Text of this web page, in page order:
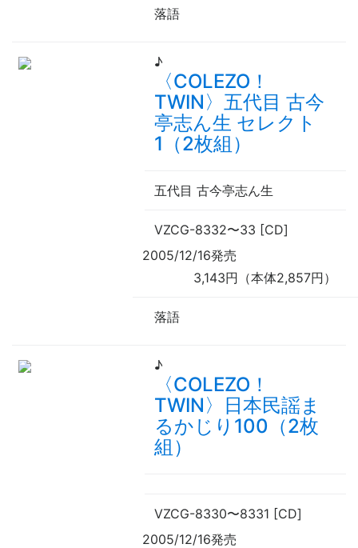
落語
♪
〈COLEZO！
TWIN〉五代目 古今
亭志ん生 セレクト
1（2枚組）
五代目 古今亭志ん生
VZCG-8332〜33 [CD]
2005/12/16発売
3,143円（本体2,857円）
落語
♪
〈COLEZO！
TWIN〉日本民謡ま
るかじり100（2枚
組）
VZCG-8330〜8331 [CD]
2005/12/16発売